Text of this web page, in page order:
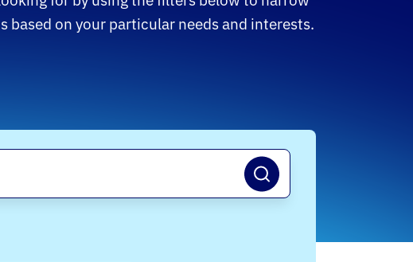
based on your particular needs and interests.